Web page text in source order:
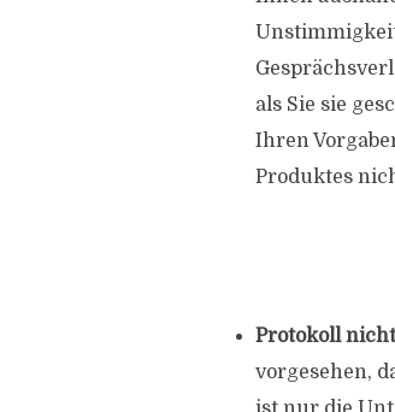
als Sie sie
Ihren
Produktes
Protokoll
vorgesehen,